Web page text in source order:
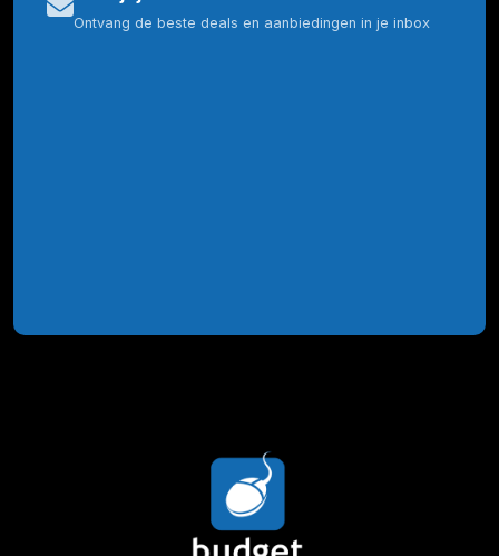
Ontvang de beste deals en aanbiedingen in je inbox